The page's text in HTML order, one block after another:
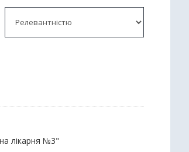
лікарня №3"